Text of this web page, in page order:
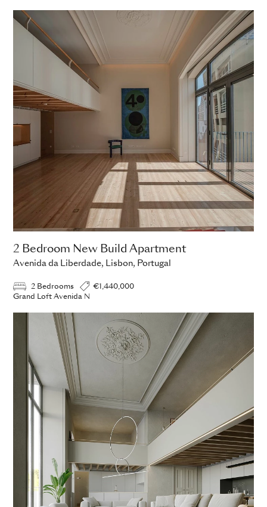
ADD TO ENQUIRY
2 Bedroom New Build Apartment
Avenida da Liberdade, Lisbon, Portugal
2 Bedrooms
€1,440,000
Grand Loft Avenida N